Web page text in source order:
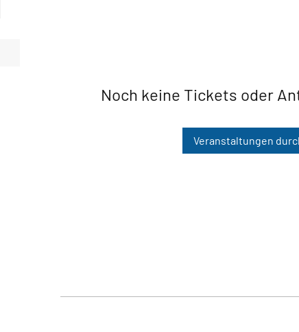
Noch keine Tickets oder
Veranstaltungen